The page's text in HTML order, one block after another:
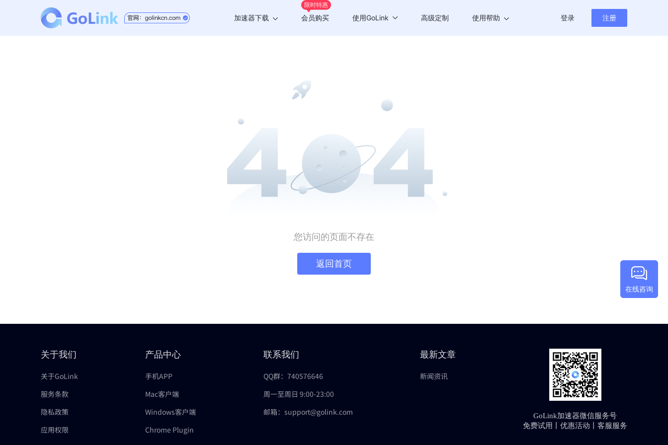
加速器下载
Chrome插件
限时特惠
会员购买 使用GoLink 高级定制 使用帮助 登录 注册
在线咨询
您访问的页面不存在
返回首页
关于我们
关于GoLink
服务条款
隐私政策
应用权限
产品中心
手机APP
Mac客户端
Windows客户端
Chrome Plugin
联系我们
QQ群：740576646
周一至周日 9:00-23:00
邮箱：support@golink.com
最新文章
新闻资讯
GoLink加速器微信服务号
免费试用丨优惠活动丨客服服务